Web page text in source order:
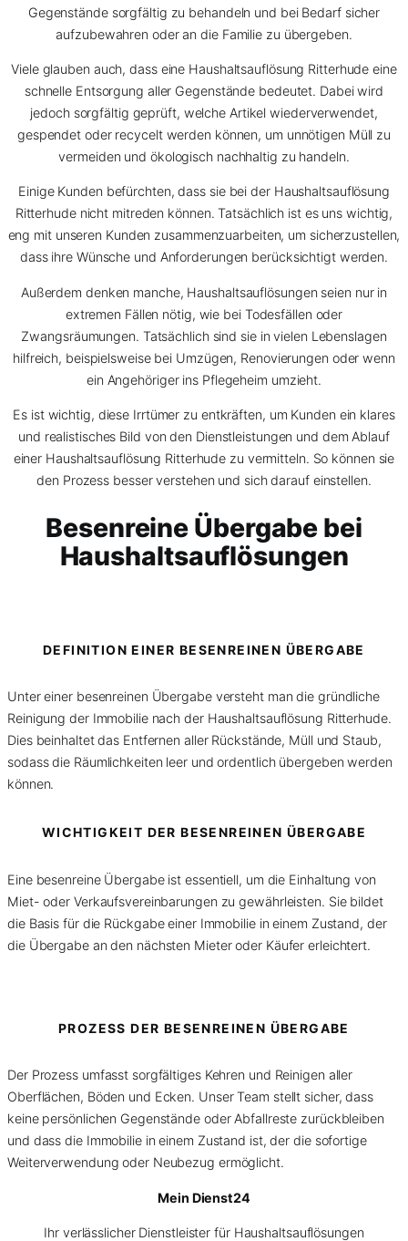
Gegenstände sorgfältig zu behandeln und bei Bedarf sicher
aufzubewahren oder an die Familie zu übergeben.
Viele glauben auch, dass eine Haushaltsauflösung Ritterhude eine
schnelle Entsorgung aller Gegenstände bedeutet. Dabei wird
jedoch sorgfältig geprüft, welche Artikel wiederverwendet,
gespendet oder recycelt werden können, um unnötigen Müll zu
vermeiden und ökologisch nachhaltig zu handeln.
Einige Kunden befürchten, dass sie bei der Haushaltsauflösung
Ritterhude nicht mitreden können. Tatsächlich ist es uns wichtig,
eng mit unseren Kunden zusammenzuarbeiten, um sicherzustellen,
dass ihre Wünsche und Anforderungen berücksichtigt werden.
Außerdem denken manche, Haushaltsauflösungen seien nur in
extremen Fällen nötig, wie bei Todesfällen oder
Zwangsräumungen. Tatsächlich sind sie in vielen Lebenslagen
hilfreich, beispielsweise bei Umzügen, Renovierungen oder wenn
ein Angehöriger ins Pflegeheim umzieht.
Es ist wichtig, diese Irrtümer zu entkräften, um Kunden ein klares
und realistisches Bild von den Dienstleistungen und dem Ablauf
einer Haushaltsauflösung Ritterhude zu vermitteln. So können sie
den Prozess besser verstehen und sich darauf einstellen.
Besenreine Übergabe bei
Haushaltsauflösungen
DEFINITION EINER BESENREINEN ÜBERGABE
Unter einer besenreinen Übergabe versteht man die gründliche
Reinigung der Immobilie nach der Haushaltsauflösung Ritterhude.
Dies beinhaltet das Entfernen aller Rückstände, Müll und Staub,
sodass die Räumlichkeiten leer und ordentlich übergeben werden
können.
WICHTIGKEIT DER BESENREINEN ÜBERGABE
Eine besenreine Übergabe ist essentiell, um die Einhaltung von
Miet- oder Verkaufsvereinbarungen zu gewährleisten. Sie bildet
die Basis für die Rückgabe einer Immobilie in einem Zustand, der
die Übergabe an den nächsten Mieter oder Käufer erleichtert.
PROZESS DER BESENREINEN ÜBERGABE
Der Prozess umfasst sorgfältiges Kehren und Reinigen aller
Oberflächen, Böden und Ecken. Unser Team stellt sicher, dass
keine persönlichen Gegenstände oder Abfallreste zurückbleiben
und dass die Immobilie in einem Zustand ist, der die sofortige
Weiterverwendung oder Neubezug ermöglicht.
Mein Dienst24
Ihr verlässlicher Dienstleister für Haushaltsauflösungen